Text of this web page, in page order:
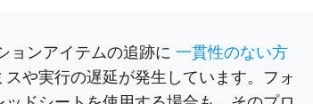
ョンアイテムの追跡に 一貫性のない方
や実行の遅延が発生しています。フォ